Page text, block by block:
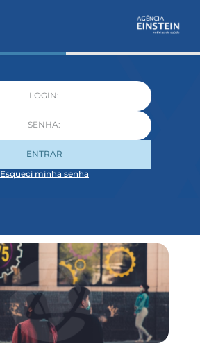
ENTRAR
Esqueci minha senha